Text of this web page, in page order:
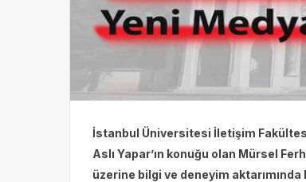
İstanbul Üniversitesi İletişim
Aslı Yapar’ın konuğu olan Mürsel
üzerine bilgi ve deneyim aktarımında